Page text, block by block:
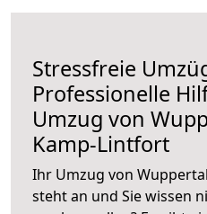
Stressfreie
Professionelle
Umzug von
Kamp-Lintfort
Ihr Umzug von
steht an und Sie wissen